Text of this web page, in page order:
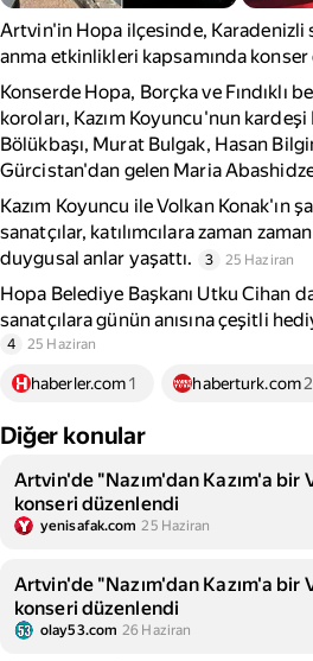
Artvin'in Hopa ilçesinde, Karadenizli
anma etkinlikleri kapsamında
Konserde Hopa, Borçka ve Fındıklı
koroları, Kazım Koyuncu'nun
Bölükbaşı, Murat Bulgak, Hasan
Gürcistan'dan gelen Maria Abashidze
Kazım Koyuncu ile Volkan Konak'ın
sanatçılar, katılımcılara zaman
duygusal anlar yaşattı.
3 25 Haziran
Hopa Belediye Başkanı Utku Cihan
sanatçılara günün anısına çeşitli
4 25 Haziran
haberler.com1 haberturk.com2
Diğer konular
Artvin'de "Nazım'dan Kazım'a bir
konseri düzenlendi
yenisafak.com 25 Haziran
Artvin'de "Nazım'dan Kazım'a bir
konseri düzenlendi
olay53.com 26 Haziran